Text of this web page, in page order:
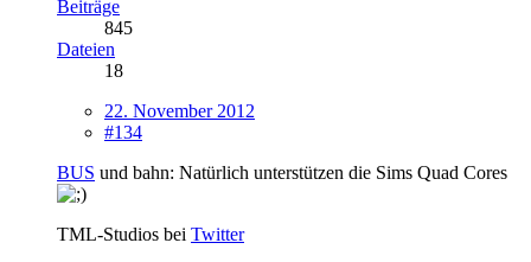
Beiträge
845
Dateien
18
22. November 2012
#134
BUS und bahn: Natürlich unterstützen die Sims Quad Cores
TML-Studios bei Twitter